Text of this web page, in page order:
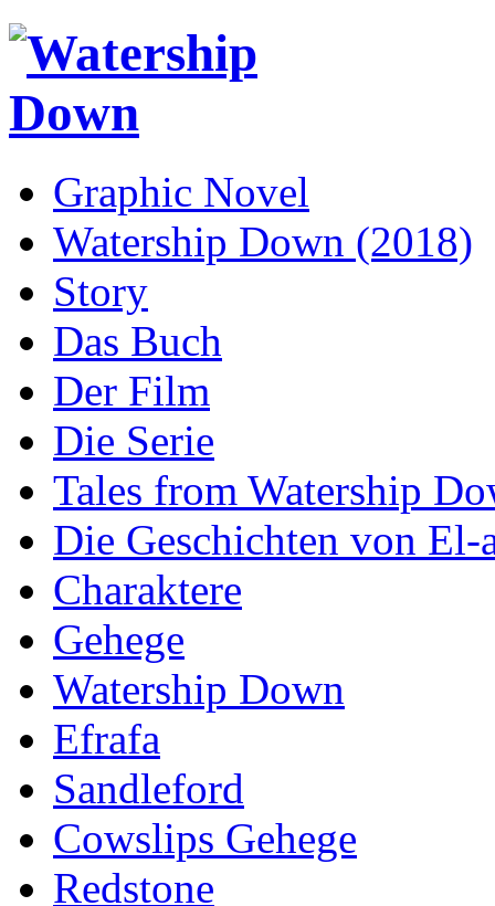
Graphic Novel
Watership Down (2018)
Story
Das Buch
Der Film
Die Serie
Tales from Watership
Die Geschichten von El-
Charaktere
Gehege
Watership Down
Efrafa
Sandleford
Cowslips Gehege
Redstone